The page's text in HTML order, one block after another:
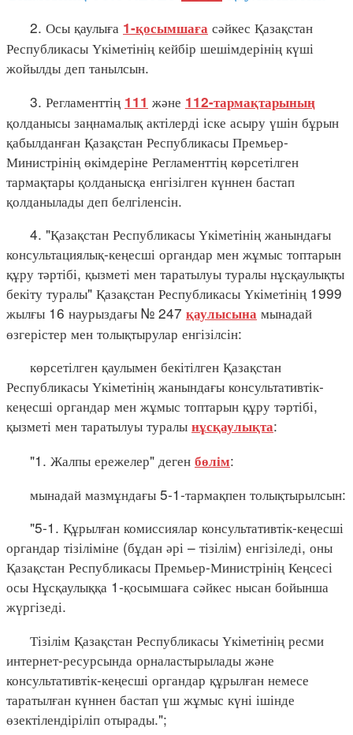
2. Осы қаулыға 1-қосымшаға сәйкес Қазақстан
Республикасы Үкіметінің кейбір шешімдерінің күші
жойылды деп танылсын.
3. Регламенттің 111 және 112-тармақтарының
қолданысы заңнамалық актілерді іске асыру үшін бұрын
қабылданған Қазақстан Республикасы Премьер-
Министрінің өкімдеріне Регламенттің көрсетілген
тармақтары қолданысқа енгізілген күннен бастап
қолданылады деп белгіленсін.
4. "Қазақстан Республикасы Үкіметінің жанындағы
консультациялық-кеңесші органдар мен жұмыс топтарын
құру тәртібі, қызметі мен таратылуы туралы нұсқаулықты
бекіту туралы" Қазақстан Республикасы Үкіметінің 1999
жылғы 16 наурыздағы № 247 қаулысына мынадай
өзгерістер мен толықтырулар енгізілсін:
көрсетілген қаулымен бекітілген Қазақстан
Республикасы Үкіметінің жанындағы консультативтік-
кеңесші органдар мен жұмыс топтарын құру тәртібі,
қызметі мен таратылуы туралы нұсқаулықта:
"1. Жалпы ережелер" деген бөлім:
мынадай мазмұндағы 5-1-тармақпен толықтырылсын:
"5-1. Құрылған комиссиялар консультативтік-кеңесші
органдар тізіліміне (бұдан әрі – тізілім) енгізіледі, оны
Қазақстан Республикасы Премьер-Министрінің Кеңсесі
осы Нұсқаулыққа 1-қосымшаға сәйкес нысан бойынша
жүргізеді.
Тізілім Қазақстан Республикасы Үкіметінің ресми
интернет-ресурсында орналастырылады және
консультативтік-кеңесші органдар құрылған немесе
таратылған күннен бастап үш жұмыс күні ішінде
өзектілендіріліп отырады.";